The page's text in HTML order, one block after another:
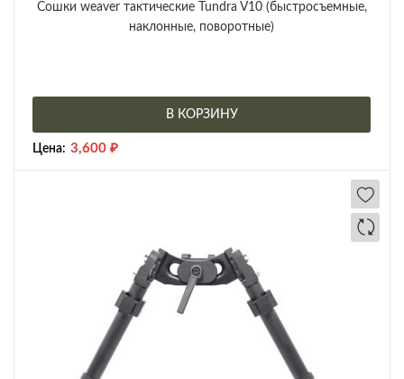
Сошки weaver тактические Tundra V10 (быстросъемные,
наклонные, поворотные)
В КОРЗИНУ
Цена: 3,600 ₽